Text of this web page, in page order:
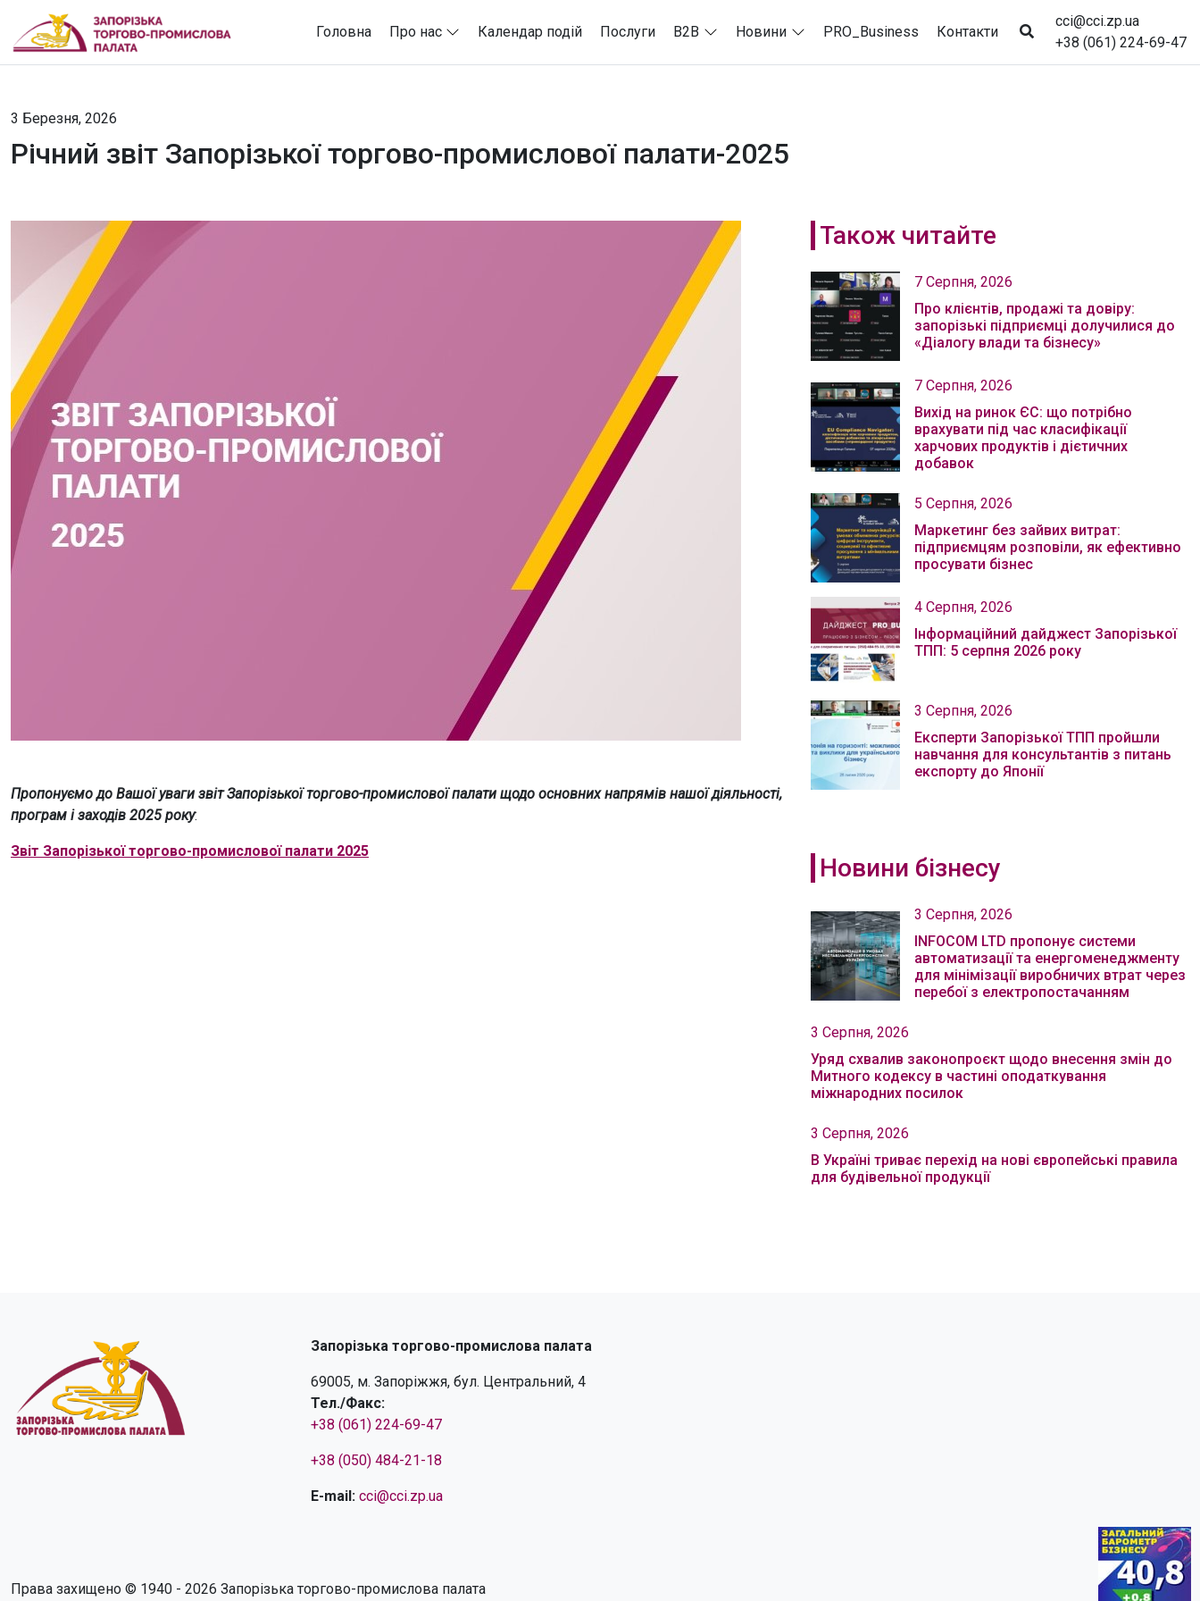
Головна Про нас Календар подій Послуги B2B Новини PRO_Business Контакти
cci@cci.zp.ua
+38 (061) 224-69-47
3 Березня, 2026
Річний звіт Запорізької торгово-промислової палати-2025
Пропонуємо до Вашої уваги звіт Запорізької торгово-промислової палати щодо основних напрямів нашої діяльності,
програм і заходів 2025 року:
Звіт Запорізької торгово-промислової палати 2025
Також читайте
7 Серпня, 2026
Про клієнтів, продажі та довіру:
запорізькі підприємці долучилися до
«Діалогу влади та бізнесу»
7 Серпня, 2026
Вихід на ринок ЄС: що потрібно
врахувати під час класифікації
харчових продуктів і дієтичних
добавок
5 Серпня, 2026
Маркетинг без зайвих витрат:
підприємцям розповіли, як ефективно
просувати бізнес
4 Серпня, 2026
Інформаційний дайджест Запорізької
ТПП: 5 серпня 2026 року
3 Серпня, 2026
Експерти Запорізької ТПП пройшли
навчання для консультантів з питань
експорту до Японії
Новини бізнесу
3 Серпня, 2026
INFOCOM LTD пропонує системи
автоматизації та енергоменеджменту
для мінімізації виробничих втрат через
перебої з електропостачанням
3 Серпня, 2026
Уряд схвалив законопроєкт щодо внесення змін до
Митного кодексу в частині оподаткування
міжнародних посилок
3 Серпня, 2026
В Україні триває перехід на нові європейські правила
для будівельної продукції
Запорізька торгово-промислова палата
69005, м. Запоріжжя, бул. Центральний, 4
Тел./Факс:
+38 (061) 224-69-47
+38 (050) 484-21-18
E-mail: cci@cci.zp.ua
Права захищено © 1940 - 2026 Запорізька торгово-промислова палата